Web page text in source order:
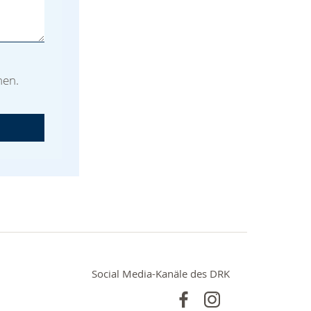
Social Media-Kanäle des DRK